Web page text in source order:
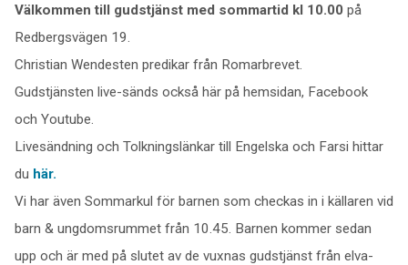
Välkommen till gudstjänst med sommartid kl 10.00 på
Redbergsvägen 19.
Christian Wendesten predikar från Romarbrevet.
Gudstjänsten live-sänds också här på hemsidan, Facebook
och Youtube.
Livesändning och Tolkningslänkar till Engelska och Farsi hittar
du här.
Vi har även Sommarkul för barnen som checkas in i källaren vid
barn & ungdomsrummet från 10.45. Barnen kommer sedan
upp och är med på slutet av de vuxnas gudstjänst från elva-